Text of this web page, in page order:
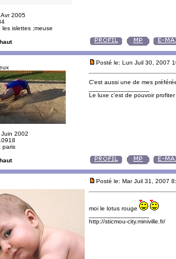
2005
les islettes ;meuse
Juin 2002
paris
Posté le: Lun Juil 30, 2007
C'est aussi une de mes
Le luxe c'est de pouvoir
Posté le: Mar Juil 31, 2007
moi le lotus rouge
http://sticmou-city.miniville.fr/